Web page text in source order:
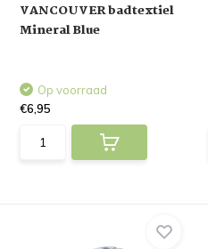
VANCOUVER badtextiel
Mineral Blue
Op voorraad
€6,95